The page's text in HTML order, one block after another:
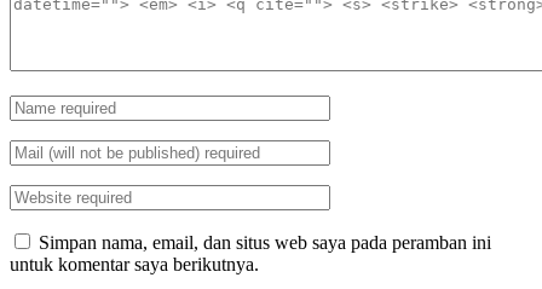
Simpan nama, email, dan situs web saya pada peramban ini
untuk komentar saya berikutnya.